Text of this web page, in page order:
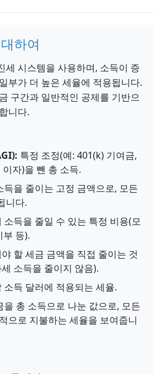
하여
세 시스템을 사용하며, 소득이 증
부가 더 높은 세율에 적용됩니다.
구간과 일반적인 공제를 기반으
니다.
특정 조정(예: 401(k) 기여금,
자)을 뺀 총 소득.
득을 줄이는 고정 금액으로, 모든
니다.
소득을 줄일 수 있는 특정 비용(모
부 등).
할 세금 금액을 직접 줄이는 것
소득을 줄이지 않음).
소득 달러에 적용되는 세율.
을 총 소득으로 나눈 값으로, 모든
으로 지불하는 세율을 보여줍니